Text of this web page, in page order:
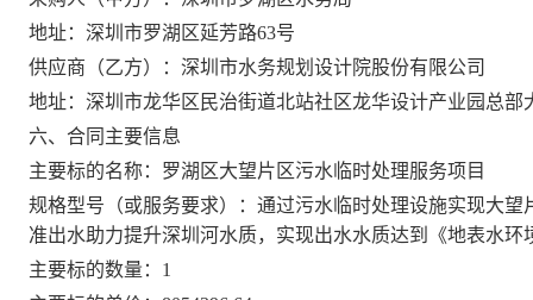
地址：深圳市罗湖区延芳路63号
供应商（乙方）：深圳市水务规划设计院股份有限公司
地址：深圳市龙华区民治街道北站社区龙华设计产业园总部
六、合同主要信息
主要标的名称：罗湖区大望片区污水临时处理服务项目
规格型号（或服务要求）：通过污水临时处理设施实现大
准出水助力提升深圳河水质，实现出水水质达到《地表水
主要标的数量：1